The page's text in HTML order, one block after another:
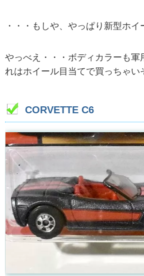
・・・もしや、やっぱり新型ホイ
やっべえ・・・ボディカラーも軍
れはホイール目当てで買っちゃい
CORVETTE C6